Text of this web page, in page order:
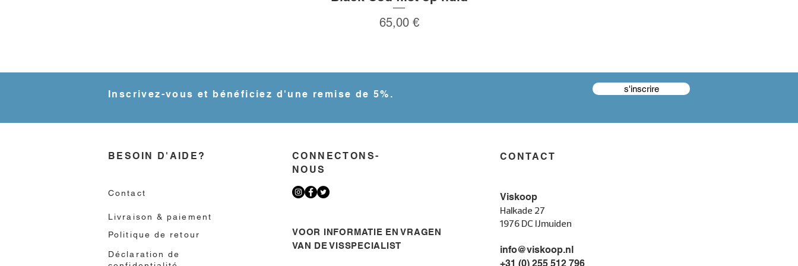
Prix
65,00 €
Inscrivez-vous et bénéficiez d'une remise de 5%. s'inscrire
BESOIN D'AIDE?
Contact
CONNECTONS-
NOUS
Livraison & paiement
Politique de retour
Déclaration de
VOOR INFORMATIE EN VRAGEN
VAN DE VISSPECIALIST
CONTACT
Viskoop
Halkade 27
1976 DC IJmuiden
info@viskoop.nl
+31 (0) 255 512 796